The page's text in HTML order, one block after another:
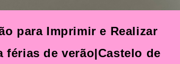
para Imprimir e Realizar
férias de verão|Castelo de